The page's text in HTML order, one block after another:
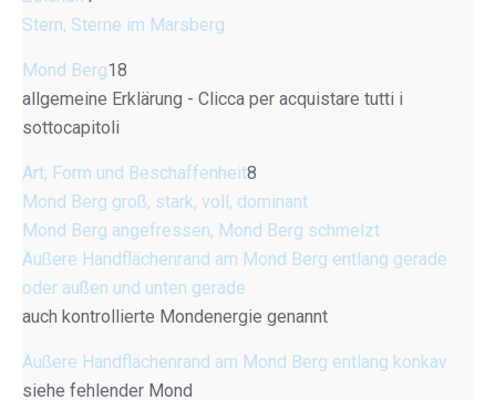
Stern, Sterne im Marsberg
Mond Berg18
allgemeine Erklärung - Clicca per acquistare tutti i
sottocapitoli
Art, Form und Beschaffenheit8
Mond Berg groß, stark, voll, dominant
Mond Berg angefressen, Mond Berg schmelzt
Äußere Handflächenrand am Mond Berg entlang gerade
oder außen und unten gerade
auch kontrollierte Mondenergie genannt
Äußere Handflächenrand am Mond Berg entlang konkav
siehe fehlender Mond